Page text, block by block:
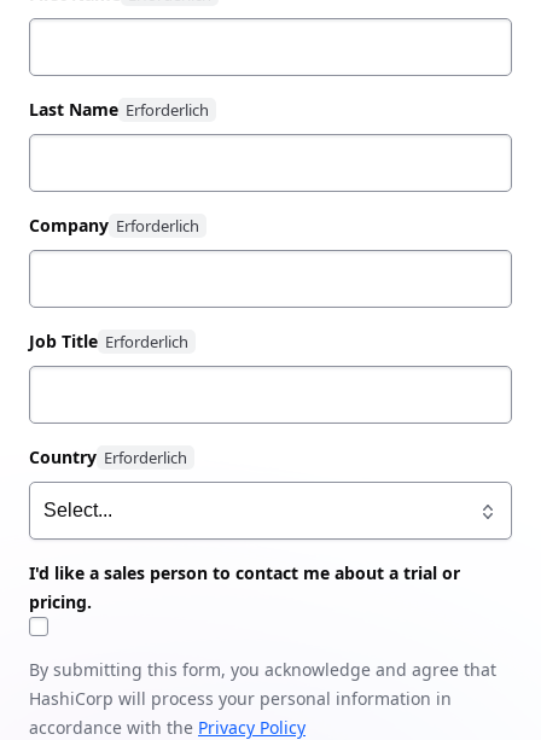
Last Name
Company
Job Title
Country
I'd like a sales person to contact me about a trial or
pricing.
By submitting this form, you acknowledge and agree that
HashiCorp will process your personal information in
accordance with the Privacy Policy